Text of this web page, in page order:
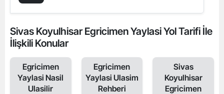
Sivas Koyulhisar Egricimen Yaylasi Yol Tarifi İle
İlişkili Konular
Egricimen
Yaylasi Nasil
Ulasilir
Egricimen
Yaylasi Ulasim
Rehberi
Sivas
Koyulhisar
Egricimen